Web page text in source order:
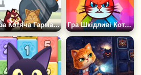
Гра Котяча Гармата 2 Гра Шкідливі Коти 3Д